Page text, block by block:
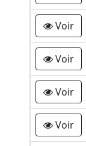
Voir
Voir
Voir
Voir